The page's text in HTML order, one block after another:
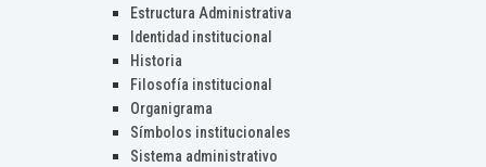
Estructura Administrativa
Identidad institucional
Historia
Filosofía institucional
Organigrama
Símbolos institucionales
Sistema administrativo